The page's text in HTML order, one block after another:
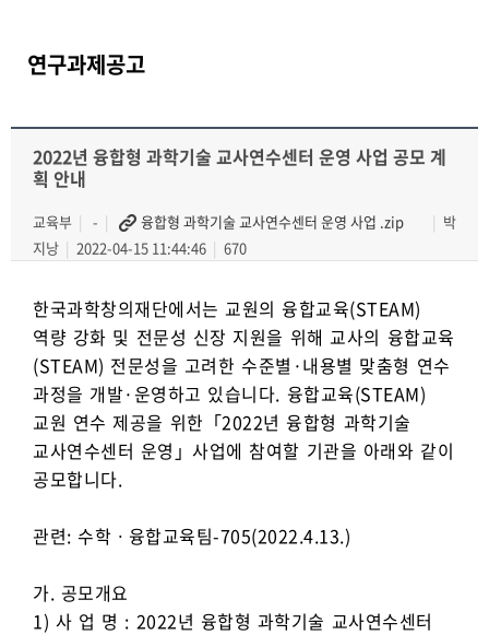
연구과제공고
2022년 융합형 과학기술 교사연수센터 운영 사업 공모 계
획 안내
교육부 - 융합형 과학기술 교사연수센터 운영 사업 .zip
박
지낭
2022-04-15 11:44:46 670
한국과학창의재단에서는 교원의 융합교육(STEAM)
역량 강화 및 전문성 신장 지원을 위해 교사의 융합교육
(STEAM) 전문성을 고려한 수준별·내용별 맞춤형 연수
과정을 개발·운영하고 있습니다. 융합교육(STEAM)
교원 연수 제공을 위한「2022년 융합형 과학기술
교사연수센터 운영」사업에 참여할 기관을 아래와 같이
공모합니다.
관련: 수학ㆍ융합교육팀-705(2022.4.13.)
가. 공모개요
1) 사 업 명 : 2022년 융합형 과학기술 교사연수센터